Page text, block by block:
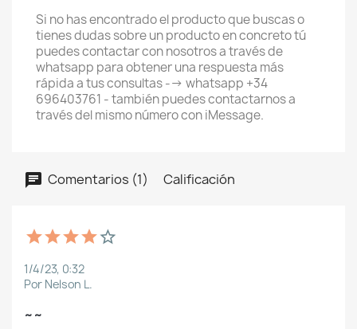
Si no has encontrado el producto que buscas o
tienes dudas sobre un producto en concreto tú
puedes contactar con nosotros a través de
whatsapp para obtener una respuesta más
rápida a tus consultas --> whatsapp +34
696403761 - también puedes contactarnos a
través del mismo número con iMessage.
Comentarios (1) Calificación
1/4/23, 0:32
Por Nelson L.
~~